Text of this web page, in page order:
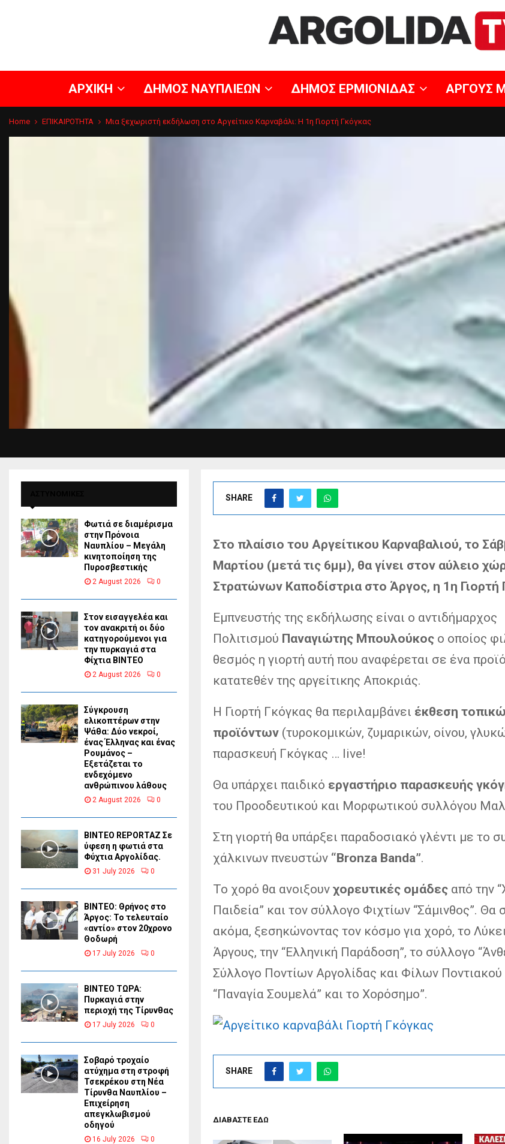
ΑΡΧΙΚΗ ΔΗΜΟΣ ΝΑΥΠΛΙΕΩΝ ΔΗΜΟΣ ΕΡΜΙΟΝΙΔΑΣ ΑΡΓΟΥΣ
Home ΕΠΙΚΑΙΡΟΤΗΤΑ Μια ξεχωριστή εκδήλωση στο Αργείτικο Καρναβάλι: Η 1η Γιορτή Γκόγκας
SHARE
Στο πλαίσιο του Αργείτικου Καρναβαλιού, το
Μαρτίου (μετά τις 6μμ), θα γίνει στον αύλειο
Στρατώνων Καποδίστρια στο Άργος, η 1η Γιορτή
Εμπνευστής της εκδήλωσης είναι ο αντιδήμαρχος
Πολιτισμού Παναγιώτης Μπουλούκος ο οποίος
θεσμός η γιορτή αυτή που αναφέρεται σε ένα
κατατεθέν της αργείτικης Αποκριάς.
Η Γιορτή Γκόγκας θα περιλαμβάνει έκθεση
προϊόντων (τυροκομικών, ζυμαρικών, οίνου,
παρασκευή Γκόγκας … live!
Θα υπάρχει παιδικό εργαστήριο παρασκευής
του Προοδευτικού και Μορφωτικού συλλόγου
Στη γιορτή θα υπάρξει παραδοσιακό γλέντι με το
χάλκινων πνευστών “Bronza Banda”.
Το χορό θα ανοιξουν χορευτικές ομάδες από την
Παιδεία” και τον σύλλογο Φιχτίων “Σάμινθος”. Θα
ακόμα, ξεσηκώνοντας τον κόσµο για χορό, το
Άργους, την “Ελληνική Παράδοση”, το σύλλογο
Σύλλογο Ποντίων Αργολίδας και Φίλων Ποντιακού
“Παναγία Σουµελά” και το Χορόσηµο”.
SHARE
ΔΙΑΒΑΣΤΕ ΕΔΩ
Φωτιά σε διαμέρισμα
στην Πρόνοια
Ναυπλίου – Μεγάλη
κινητοποίηση της
Πυροσβεστικής
2 August 2026 0
Στον εισαγγελέα και
τον ανακριτή οι δύο
κατηγορούμενοι για
την πυρκαγιά στα
Φίχτια ΒΙΝΤΕΟ
2 August 2026 0
Σύγκρουση
ελικοπτέρων στην
Ψάθα: Δύο νεκροί,
ένας Έλληνας και ένας
Ρουμάνος –
Εξετάζεται το
ενδεχόμενο
ανθρώπινου λάθους
2 August 2026 0
BINTEO REPORTAZ Σε
ύφεση η φωτιά στα
Φύχτια Αργολίδας.
31 July 2026 0
ΒΙΝΤΕΟ: Θρήνος στο
Άργος: Το τελευταίο
«αντίο» στον 20χρονο
Θοδωρή
17 July 2026 0
ΒΙΝΤΕΟ ΤΩΡΑ:
Πυρκαγιά στην
περιοχή της Τίρυνθας
17 July 2026 0
Σοβαρό τροχαίο
ατύχημα στη στροφή
Τσεκρέκου στη Νέα
Τίρυνθα Ναυπλίου –
Επιχείρηση
απεγκλωβισμού
οδηγού
16 July 2026 0